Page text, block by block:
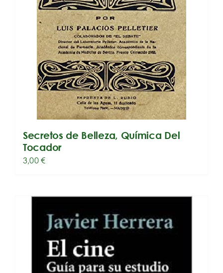
Secretos de Belleza, Química Del
Tocador
3,00€